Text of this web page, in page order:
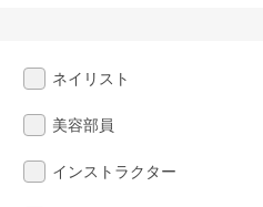
ネイリスト
美容部員
インストラクター